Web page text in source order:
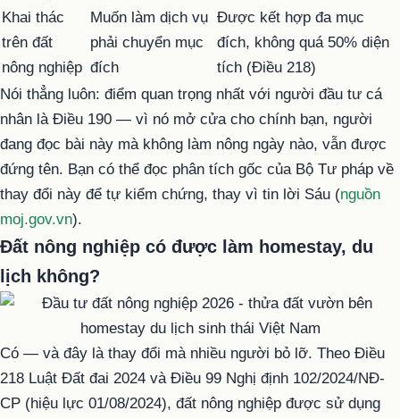
Khai thác
trên đất
nông nghiệp
Muốn làm dịch vụ
phải chuyển mục
đích
Được kết hợp đa mục
đích, không quá 50% diện
tích (Điều 218)
Nói thẳng luôn: điểm quan trọng nhất với người đầu tư cá
nhân là Điều 190 — vì nó mở cửa cho chính bạn, người
đang đọc bài này mà không làm nông ngày nào, vẫn được
đứng tên. Bạn có thể đọc phân tích gốc của Bộ Tư pháp về
thay đổi này để tự kiểm chứng, thay vì tin lời Sáu (nguồn
moj.gov.vn).
Đất nông nghiệp có được làm homestay, du
lịch không?
Có — và đây là thay đổi mà nhiều người bỏ lỡ. Theo Điều
218 Luật Đất đai 2024 và Điều 99 Nghị định 102/2024/NĐ-
CP (hiệu lực 01/08/2024), đất nông nghiệp được sử dụng